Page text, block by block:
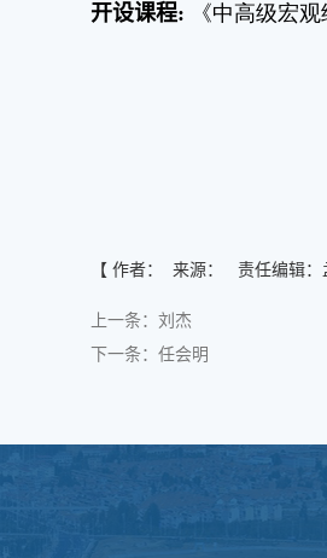
开设课程: 《中高级宏
【 作者： 来源： 责任编辑：
上一条： 刘杰
下一条： 任会明